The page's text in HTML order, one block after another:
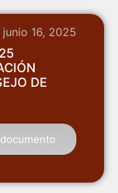
junio 16, 2025
DE